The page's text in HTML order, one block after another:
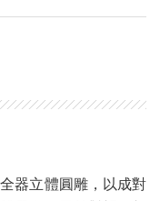
器立體圓雕，以成對